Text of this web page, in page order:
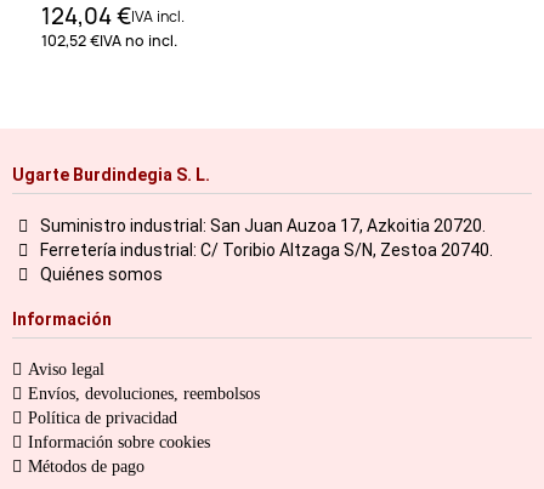
124,04 €IVA incl.
102,52 €IVA no incl.
Ugarte Burdindegia S. L.
Suministro industrial: San Juan Auzoa 17, Azkoitia 20720.
Ferretería industrial: C/ Toribio Altzaga S/N, Zestoa 20740.
Quiénes somos
Información
Aviso legal
Envíos, devoluciones, reembolsos
Política de privacidad
Información sobre cookies
Métodos de pago